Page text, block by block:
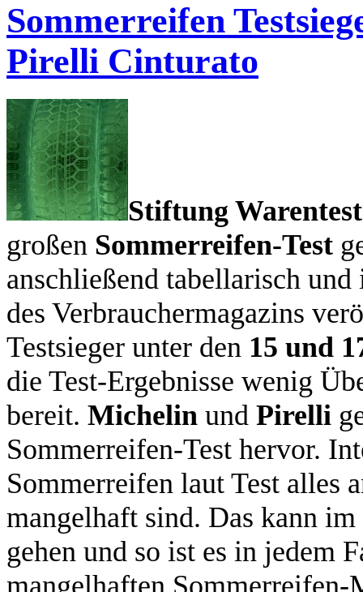
Sommerreifen
Pirelli Cinturato
Stiftung
großen Sommerreifen-Test
anschließend tabellarisch
des Verbrauchermagazins
Testsieger unter den 15 und
die Test-Ergebnisse wenig
bereit. Michelin und Pirelli
Sommerreifen-Test hervor.
Sommerreifen laut Test alles
mangelhaft sind. Das kann
gehen und so ist es in jedem
mangelhaften